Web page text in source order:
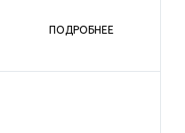
ПОДРОБНЕЕ